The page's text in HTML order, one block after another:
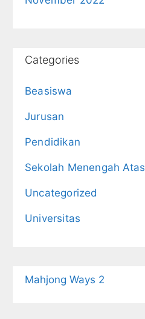
Categories
Beasiswa
Jurusan
Pendidikan
Sekolah Menengah Atas
Uncategorized
Universitas
Mahjong Ways 2